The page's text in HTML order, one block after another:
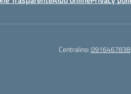
Centralino:0916467838